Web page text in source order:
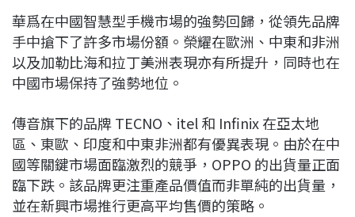
華爲在中國智慧型手機市場的強勢回歸，從領先品牌
手中搶下了許多市場份額。榮耀在歐洲、中東和非洲
以及加勒比海和拉丁美洲表現亦有所提升，同時也在
中國市場保持了強勢地位。
傳音旗下的品牌 TECNO、itel 和 Infinix 在亞太地
區、東歐、印度和中東非洲都有優異表現。由於在中
國等關鍵市場面臨激烈的競爭，OPPO 的出貨量正面
臨下跌。該品牌更注重產品價值而非單純的出貨量，
並在新興市場推行更高平均售價的策略。